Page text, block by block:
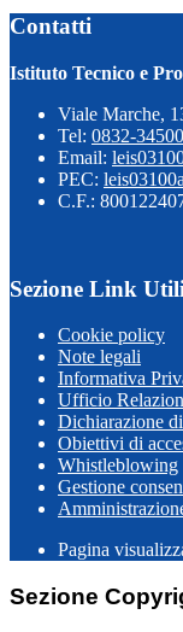
Contatti
Istituto Tecnico e
Viale Marche,
Tel: 0832-
Email:
PEC:
C.F.:
Sezione Link Utili
Cookie policy
Note legali
Informativa
Ufficio
Dichiarazione
Obiettivi di
Whistleblowing
Gestione
Pagina
Sezione